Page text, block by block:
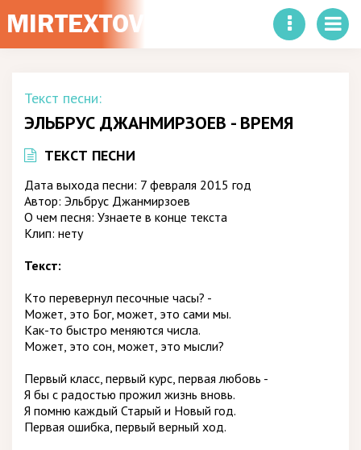
Текст песни:
ЭЛЬБРУС ДЖАНМИРЗОЕВ - ВРЕМЯ
ТЕКСТ ПЕСНИ
Дата выхода песни: 7 февраля 2015 год
Автор: Эльбрус Джанмирзоев
О чем песня: Узнаете в конце текста
Клип: нету
Текст:
Кто перевернул песочные часы? -
Может, это Бог, может, это сами мы.
Как-то быстро меняются числа.
Может, это сон, может, это мысли?
Первый класс, первый курс, первая любовь -
Я бы с радостью прожил жизнь вновь.
Я помню каждый Старый и Новый год.
Первая ошибка, первый верный ход.